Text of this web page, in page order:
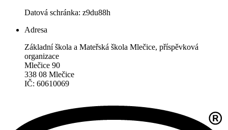
Datová schránka: z9du88h
Adresa
Základní škola a Mateřská škola Mlečice, příspěvková
organizace
Mlečice 90
338 08 Mlečice
IČ: 60610069